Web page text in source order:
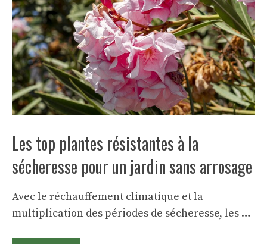
Les top plantes résistantes à la
sécheresse pour un jardin sans arrosage
Avec le réchauffement climatique et la
multiplication des périodes de sécheresse, les …